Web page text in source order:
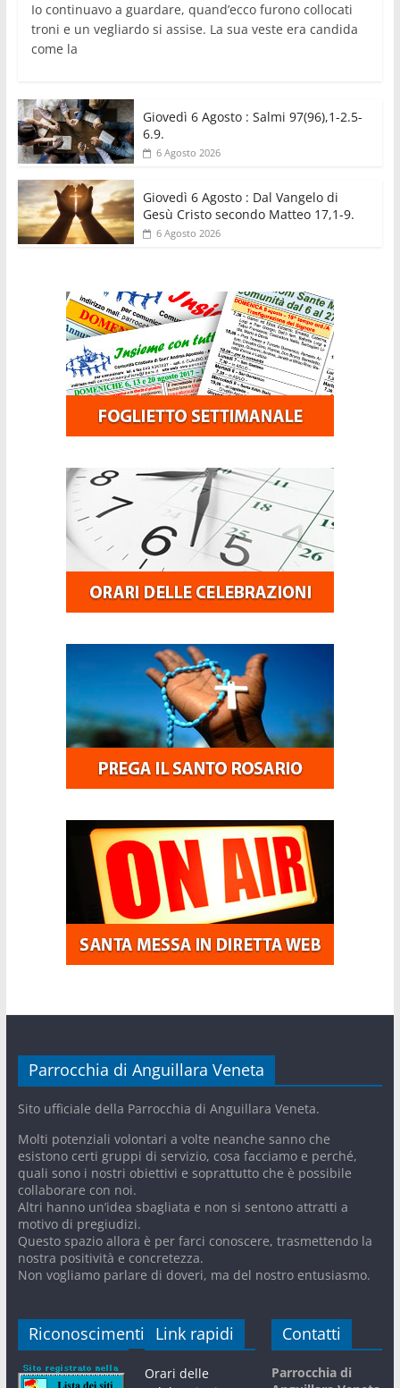
Io continuavo a guardare, quand’ecco furono collocati
troni e un vegliardo si assise. La sua veste era candida
come la
Giovedì 6 Agosto : Salmi 97(96),1-2.5-
6.9.
6 Agosto 2026
Giovedì 6 Agosto : Dal Vangelo di
Gesù Cristo secondo Matteo 17,1-9.
6 Agosto 2026
Parrocchia di Anguillara Veneta
Sito ufficiale della Parrocchia di Anguillara Veneta.
Molti potenziali volontari a volte neanche sanno che
esistono certi gruppi di servizio, cosa facciamo e perché,
quali sono i nostri obiettivi e soprattutto che è possibile
collaborare con noi.
Altri hanno un’idea sbagliata e non si sentono attratti a
motivo di pregiudizi.
Questo spazio allora è per farci conoscere, trasmettendo la
nostra positività e concretezza.
Non vogliamo parlare di doveri, ma del nostro entusiasmo.
Riconoscimenti Link rapidi
Orari delle
Contatti
Parrocchia di